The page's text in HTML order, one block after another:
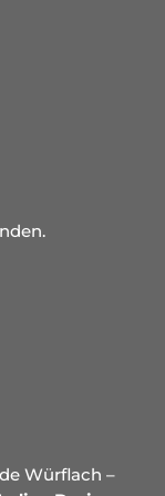
Würflach –